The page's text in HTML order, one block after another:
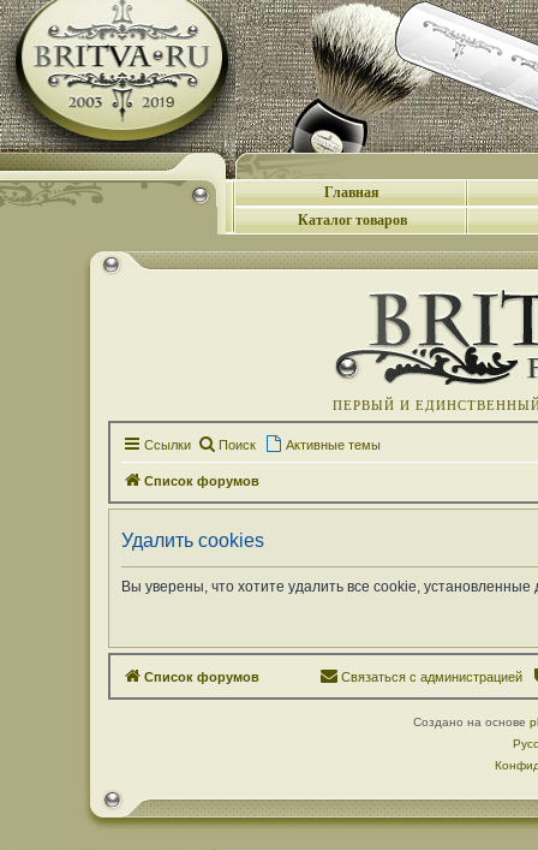
Главная
Каталог товаров
ПЕРВЫЙ И
Ссылки Поиск Активные темы
Список форумов
Удалить cookies
Вы уверены, что хотите удалить все cookie,
Список форумов Связаться с администрацией
Создано на основе